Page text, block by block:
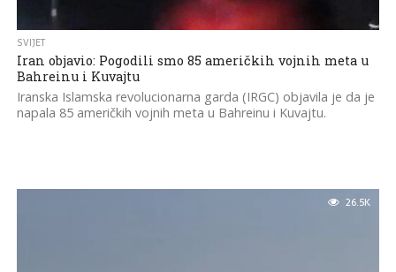
SVIJET
Iran objavio: Pogodili smo 85 američkih vojnih meta u
Bahreinu i Kuvajtu
Iranska Islamska revolucionarna garda (IRGC) objavila je da je
napala 85 američkih vojnih meta u Bahreinu i Kuvajtu.
26.5K